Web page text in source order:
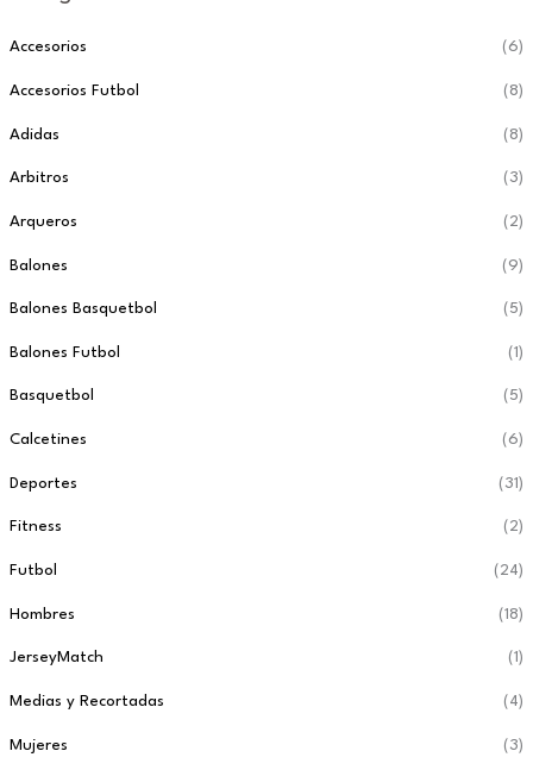
Accesorios (6)
Accesorios Futbol (8)
Adidas (8)
Arbitros (3)
Arqueros (2)
Balones (9)
Balones Basquetbol (5)
Balones Futbol (1)
Basquetbol (5)
Calcetines (6)
Deportes (31)
Fitness (2)
Futbol (24)
Hombres (18)
JerseyMatch (1)
Medias y Recortadas (4)
Mujeres (3)